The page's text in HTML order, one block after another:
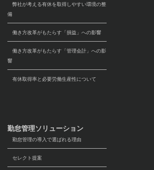
弊社が考える有休を取得しやすい環境の整
備
働き方改革がもたらす「損益」への影響
働き方改革がもたらす「管理会計」への影
響
有休取得率と必要労働生産性について
勤怠管理ソリューション
勤怠管理の導入で選ばれる理由
セレクト提案